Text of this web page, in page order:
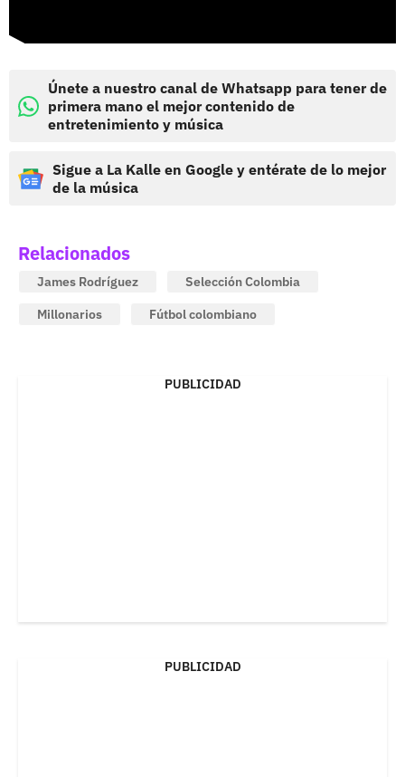
Únete a nuestro canal de Whatsapp para tener de
primera mano el mejor contenido de
entretenimiento y música
Sigue a La Kalle en Google y entérate de lo mejor
de la música
Relacionados
James Rodríguez
Selección Colombia
Millonarios
Fútbol colombiano
PUBLICIDAD
PUBLICIDAD